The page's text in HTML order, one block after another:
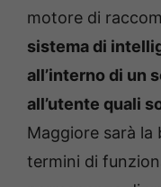
motore di
sistema di
all’interno di un
all’utente quali
Maggiore sarà
termini di